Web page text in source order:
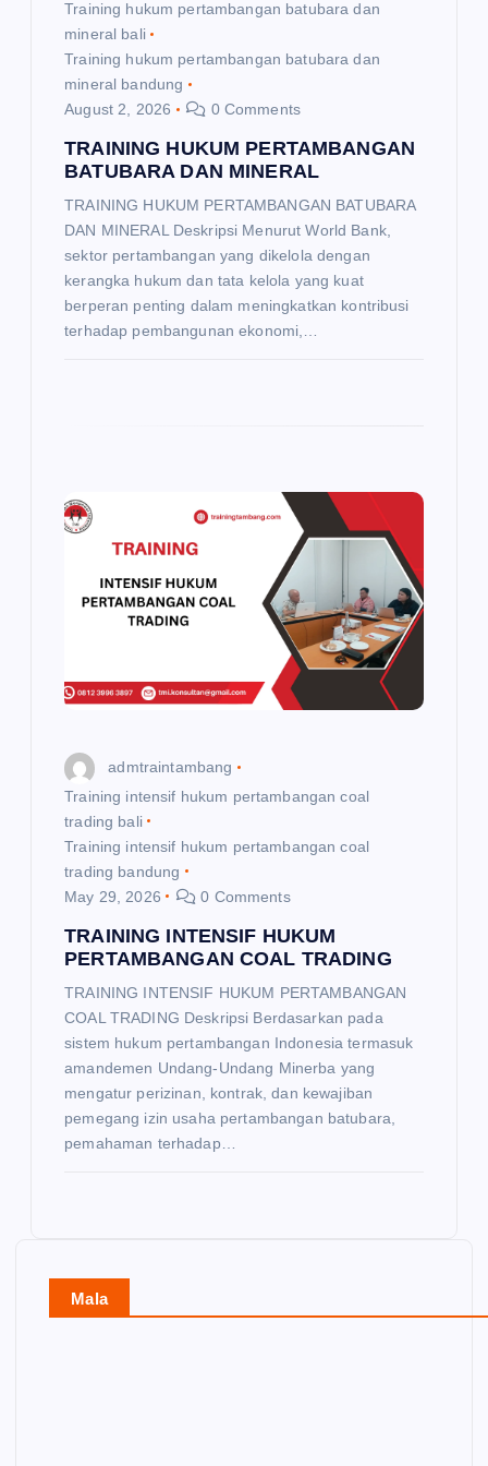
Training hukum pertambangan batubara dan
mineral bali
Training hukum pertambangan batubara dan
mineral bandung
August 2, 2026
0 Comments
TRAINING HUKUM PERTAMBANGAN
BATUBARA DAN MINERAL
TRAINING HUKUM PERTAMBANGAN BATUBARA
DAN MINERAL Deskripsi Menurut World Bank,
sektor pertambangan yang dikelola dengan
kerangka hukum dan tata kelola yang kuat
berperan penting dalam meningkatkan kontribusi
terhadap pembangunan ekonomi,…
admtraintambang
Training intensif hukum pertambangan coal
trading bali
Training intensif hukum pertambangan coal
trading bandung
May 29, 2026
0 Comments
TRAINING INTENSIF HUKUM
PERTAMBANGAN COAL TRADING
TRAINING INTENSIF HUKUM PERTAMBANGAN
COAL TRADING Deskripsi Berdasarkan pada
sistem hukum pertambangan Indonesia termasuk
amandemen Undang-Undang Minerba yang
mengatur perizinan, kontrak, dan kewajiban
pemegang izin usaha pertambangan batubara,
pemahaman terhadap…
Mala